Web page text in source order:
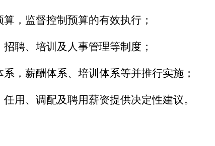
，监督控制预算的有效执行；
聘、培训及人事管理等制度；
，薪酬体系、培训体系等并推行实施；
用、调配及聘用薪资提供决定性建议。